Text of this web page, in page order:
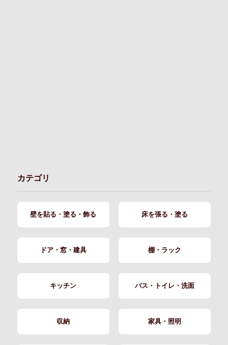
カテゴリ
壁を貼る・塗る・飾る 床を張る・塗る
ドア・窓・建具 棚・ラック
キッチン バス・トイレ・洗面
収納 家具・照明